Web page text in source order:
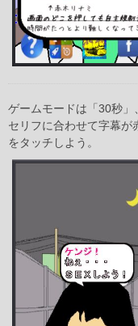
ゲームモードは「30秒」
セリフに合わせて字幕が
をタッチしよう。